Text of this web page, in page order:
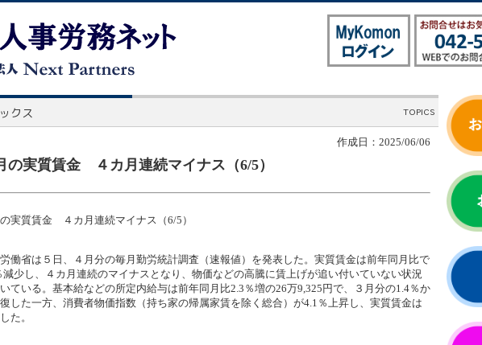
作成日：2025/06/06
の実質賃金 ４カ月連続マイナス（6/5）
実質賃金 ４カ月連続マイナス（6/5）
働省は５日、４月分の毎月勤労統計調査（速報値）を発表した。実質賃金は前年同月比で
減少し、４カ月連続のマイナスとなり、物価などの高騰に賃上げが追い付いていない状況
ている。基本給などの所定内給与は前年同月比2.3％増の26万9,325円で、３月分の1.4％か
した一方、消費者物価指数（持ち家の帰属家賃を除く総合）が4.1％上昇し、実質賃金は
た。